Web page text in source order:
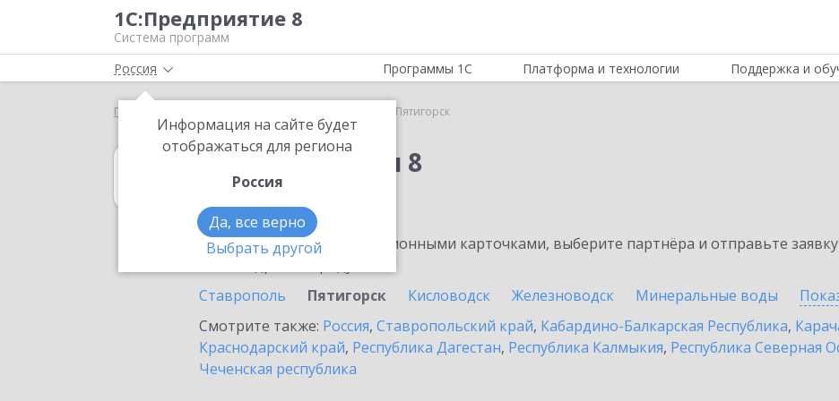
1С:Предприятие 8
Система программ
Россия
Информация на сайте будет
отображаться для региона
Россия
Да, все верно
Выбрать другой
Программы 1С Платформа и технологии Поддержка и
Главная Пятигорск
1С:Бухгалтерия 8
в Пятигорске
Ознакомьтесь с информационными карточками, выберите партнёра и отправьте
Ставрополь
Пятигорск Кисловодск Железноводск Минеральные воды
Смотрите также: Россия, Ставропольский край, Кабардино-Балкарская Республика,
Краснодарский край, Республика Дагестан, Республика Калмыкия, Республика Северная
Чеченская республика